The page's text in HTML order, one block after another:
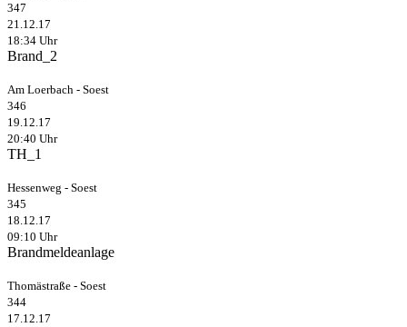
347
21.12.17
18:34 Uhr
Brand_2
Am Loerbach - Soest
346
19.12.17
20:40 Uhr
TH_1
Hessenweg - Soest
345
18.12.17
09:10 Uhr
Brandmeldeanlage
Thomästraße - Soest
344
17.12.17